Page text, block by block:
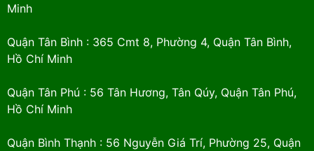
Minh
Quận Tân Bình : 365 Cmt 8, Phường 4, Quận Tân Bình,
Hồ Chí Minh
Quận Tân Phú : 56 Tân Hương, Tân Qúy, Quận Tân Phú,
Hồ Chí Minh
Quận Bình Thạnh : 56 Nguyễn Giá Trí, Phường 25, Quận